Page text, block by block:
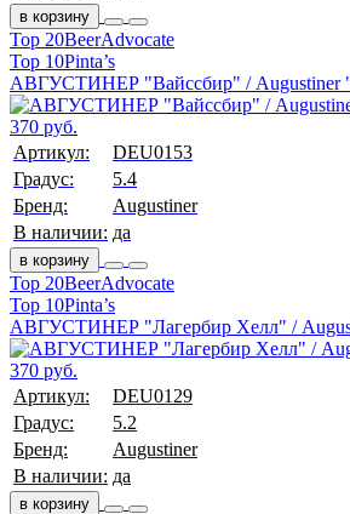
в корзину
Top 20BeerAdvocate
Top 10Pinta’s
АВГУСТИНЕР "Вайссбир" / Augustiner
370 руб.
Артикул:
DEU0153
Градус:
5.4
Бренд:
Augustiner
В наличии: да
в корзину
Top 20BeerAdvocate
Top 10Pinta’s
АВГУСТИНЕР "Лагербир Хелл" /
370 руб.
Артикул:
DEU0129
Градус:
5.2
Бренд:
Augustiner
В наличии: да
в корзину